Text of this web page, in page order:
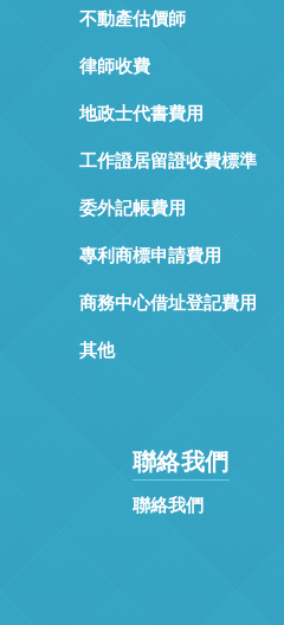
不動產估價師
律師收費
地政士代書費用
工作證居留證收費標準
委外記帳費用
專利商標申請費用
商務中心借址登記費用
其他
聯絡我們
聯絡我們